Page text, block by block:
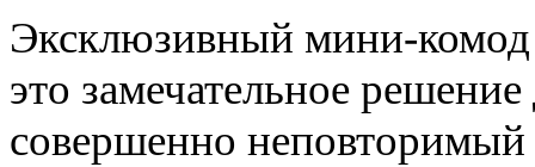
Эксклюзивный мини-комод
это замечательное
совершенно неповторимый